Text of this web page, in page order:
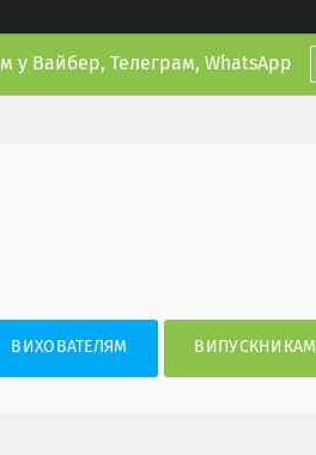
у Вайбер, Телеграм, WhatsApp
ВИХОВАТЕЛЯМ ВИПУСКНИКАМ